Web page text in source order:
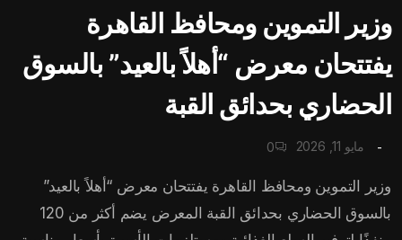
وزير التموين ومحافظ القاهرة
يفتتحان معرض “أهلاً بالعيد” بالسوق
الحضاري بحدائق القبة
مايو 11, 2026 0
وزير التموين ومحافظ القاهرة يفتتحان معرض “أهلاً بالعيد”
بالسوق الحضاري بحدائق القبة المعرض يضم أكثر من 120